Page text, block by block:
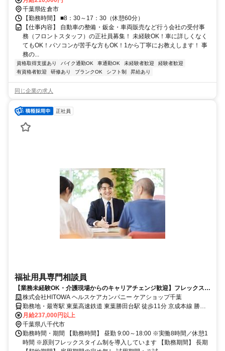
千葉県佐倉市
【勤務時間】 ■8：30～17：30（休憩60分）
【仕事内容】 自動車の整備・鈑金・車両販売など行う会社の受付事
務（フロントスタッフ）の正社員募集！ 未経験OK！車に詳しくなく
てもOK！パソコンが苦手な方もOK！1から丁寧にお教えします！ 事
務の...
資格取得支援あり バイク通勤OK 車通勤OK 未経験者歓迎
経験者歓迎
有資格者歓迎
研修あり ブランクOK シフト制 昇給あり
同じ企業の求人
正社員
福祉用具専門相談員
【業務未経験OK・介護現場からのキャリアチェンジ歓迎】フレックスタ
イム制／個人宅への新規開拓等はナシ
株式会社HITOWA ヘルスケアカンパニー ケアショップ千葉
勤務地・最寄駅 東葉高速鉄道 東葉勝田台駅 徒歩11分 京成本線 勝田
台駅
月給237,000円以上
千葉県八千代市
勤務時間・期間 【勤務時間】 昼勤 9:00～18:00 ※実働8時間／休憩1
時間 ※原則フレックスタイム制を導入しています 【勤務期間】 長期